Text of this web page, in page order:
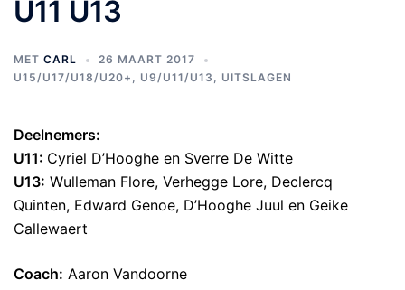
U11 U13
MET CARL
26 MAART 2017
U15/U17/U18/U20+ , U9/U11/U13 , UITSLAGEN
Deelnemers:
U11: Cyriel D’Hooghe en Sverre De Witte
U13: Wulleman Flore, Verhegge Lore, Declercq
Quinten, Edward Genoe, D’Hooghe Juul en Geike
Callewaert
Coach: Aaron Vandoorne